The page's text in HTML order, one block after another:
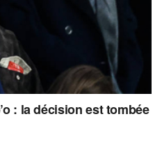
: la décision est tombée